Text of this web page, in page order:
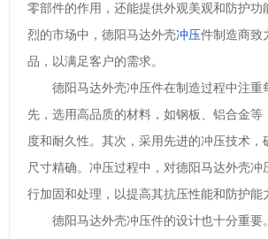
零部件的作用，还能提供外观美观和防护功
烈的市场中，德阳马达外壳冲压件制造商致
品，以满足客户的需求。
德阳马达外壳冲压件在制造过程中注重
先，选用高品质的材料，如钢板、铝合金等
度和耐久性。其次，采用先进的冲压技术，
尺寸精确。冲压过程中，对德阳马达外壳冲
行加固和处理，以提高其抗压性能和防护能
德阳马达外壳冲压件的设计也十分重要